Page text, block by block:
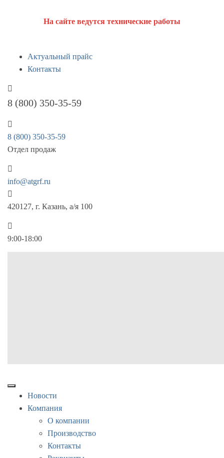
На сайте ведутся технические работы
Актуальный прайс
Контакты
8 (800) 350-35-59
8 (800) 350-35-59
Отдел продаж
info@atgrf.ru
420127, г. Казань, а/я 100
9:00-18:00
Новости
Компания
О компании
Производство
Контакты